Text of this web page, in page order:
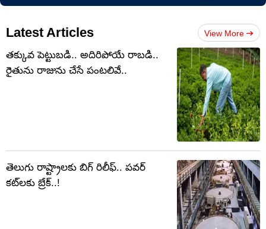
Latest Articles View More
తక్కువ పెట్టుబడి.. అదిరిపోయే రాబడి..
రైతును రాజును చేసే పంటలివే..
తెలుగు రాష్ట్రాలకు బిగ్ రిలీఫ్.. పవర్
కట్‌లకు బ్రేక్..!